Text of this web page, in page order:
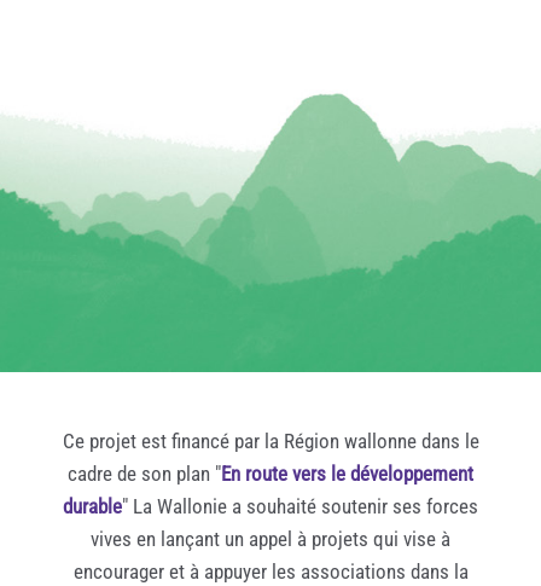
Ce projet est financé par la Région wallonne dans le
cadre de son plan "En route vers le développement
durable" La Wallonie a souhaité soutenir ses forces
vives en lançant un appel à projets qui vise à
encourager et à appuyer les associations dans la